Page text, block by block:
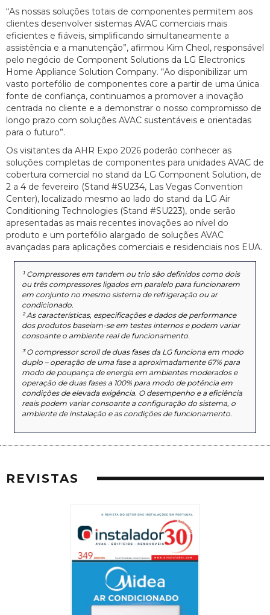
“As nossas soluções totais de componentes permitem aos
clientes desenvolver sistemas AVAC comerciais mais
eficientes e fiáveis, simplificando simultaneamente a
assistência e a manutenção”, afirmou Kim Cheol, responsável
pelo negócio de Component Solutions da LG Electronics
Home Appliance Solution Company. “Ao disponibilizar um
vasto portefólio de componentes core a partir de uma única
fonte de confiança, continuamos a promover a inovação
centrada no cliente e a demonstrar o nosso compromisso de
longo prazo com soluções AVAC sustentáveis e orientadas
para o futuro”.
Os visitantes da AHR Expo 2026 poderão conhecer as
soluções completas de componentes para unidades AVAC de
cobertura comercial no stand da LG Component Solution, de
2 a 4 de fevereiro (Stand #SU234, Las Vegas Convention
Center), localizado mesmo ao lado do stand da LG Air
Conditioning Technologies (Stand #SU223), onde serão
apresentadas as mais recentes inovações ao nível do
produto e um portefólio alargado de soluções AVAC
avançadas para aplicações comerciais e residenciais nos EUA.
¹ Compressores em tandem ou trio são definidos como dois
ou três compressores ligados em paralelo para funcionarem
em conjunto no mesmo sistema de refrigeração ou ar
condicionado.
² As características, especificações e dados de performance
dos produtos baseiam-se em testes internos e podem variar
consoante o ambiente real de funcionamento.
³ O compressor scroll de duas fases da LG funciona em modo
duplo – operação de uma fase a aproximadamente 67% para
modo de poupança de energia em ambientes moderados e
operação de duas fases a 100% para modo de potência em
condições de elevada exigência. O desempenho e a eficiência
reais podem variar consoante a configuração do sistema, o
ambiente de instalação e as condições de funcionamento.
REVISTAS